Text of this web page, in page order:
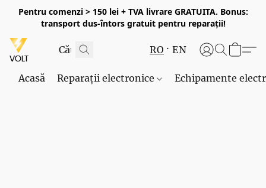
Pentru comenzi > 150 lei + TVA livrare GRATUITA. Bonus:
transport dus-întors gratuit pentru reparații!
RO EN
Acasă Reparații electronice Echipamente